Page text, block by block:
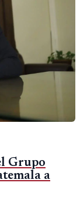
Grupo
a